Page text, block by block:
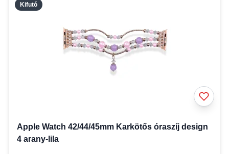
Kifutó
Apple Watch 42/44/45mm Karkötős óraszíj design
4 arany-lila